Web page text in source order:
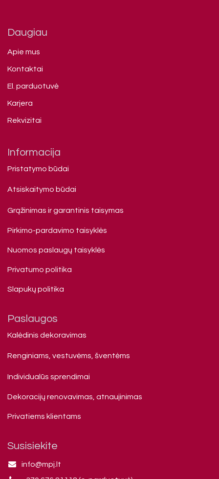
Daugiau
Apie mus
Kontaktai
El. parduotuvė
Karjera
Rekvizitai
Informacija
Pristatymo būdai
Atsiskaitymo būdai
Grąžinimas ir garantinis taisymas
Pirkimo-pardavimo taisyklės
Nuomos paslaugų taisyklės
Privatumo politika
Slapukų politika
Paslaugos
Kalėdinis dekoravimas
Renginiams, vestuvėms, šventėms
Individualūs sprendimai
Dekoracijų renovavimas, atnaujinimas
Privatiems klienta​ms
Susisiekite
info@mpj.lt